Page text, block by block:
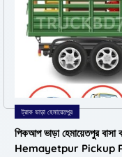
ট্রাক ভাড়া হেমায়েতপুর
পিকআপ ভাড়া হেমায়েতপুর
Hemayetpur Pickup